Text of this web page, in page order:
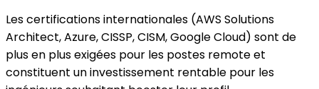
Les certifications internationales (AWS Solutions
Architect, Azure, CISSP, CISM, Google Cloud) sont de
plus en plus exigées pour les postes remote et
constituent un investissement rentable pour les